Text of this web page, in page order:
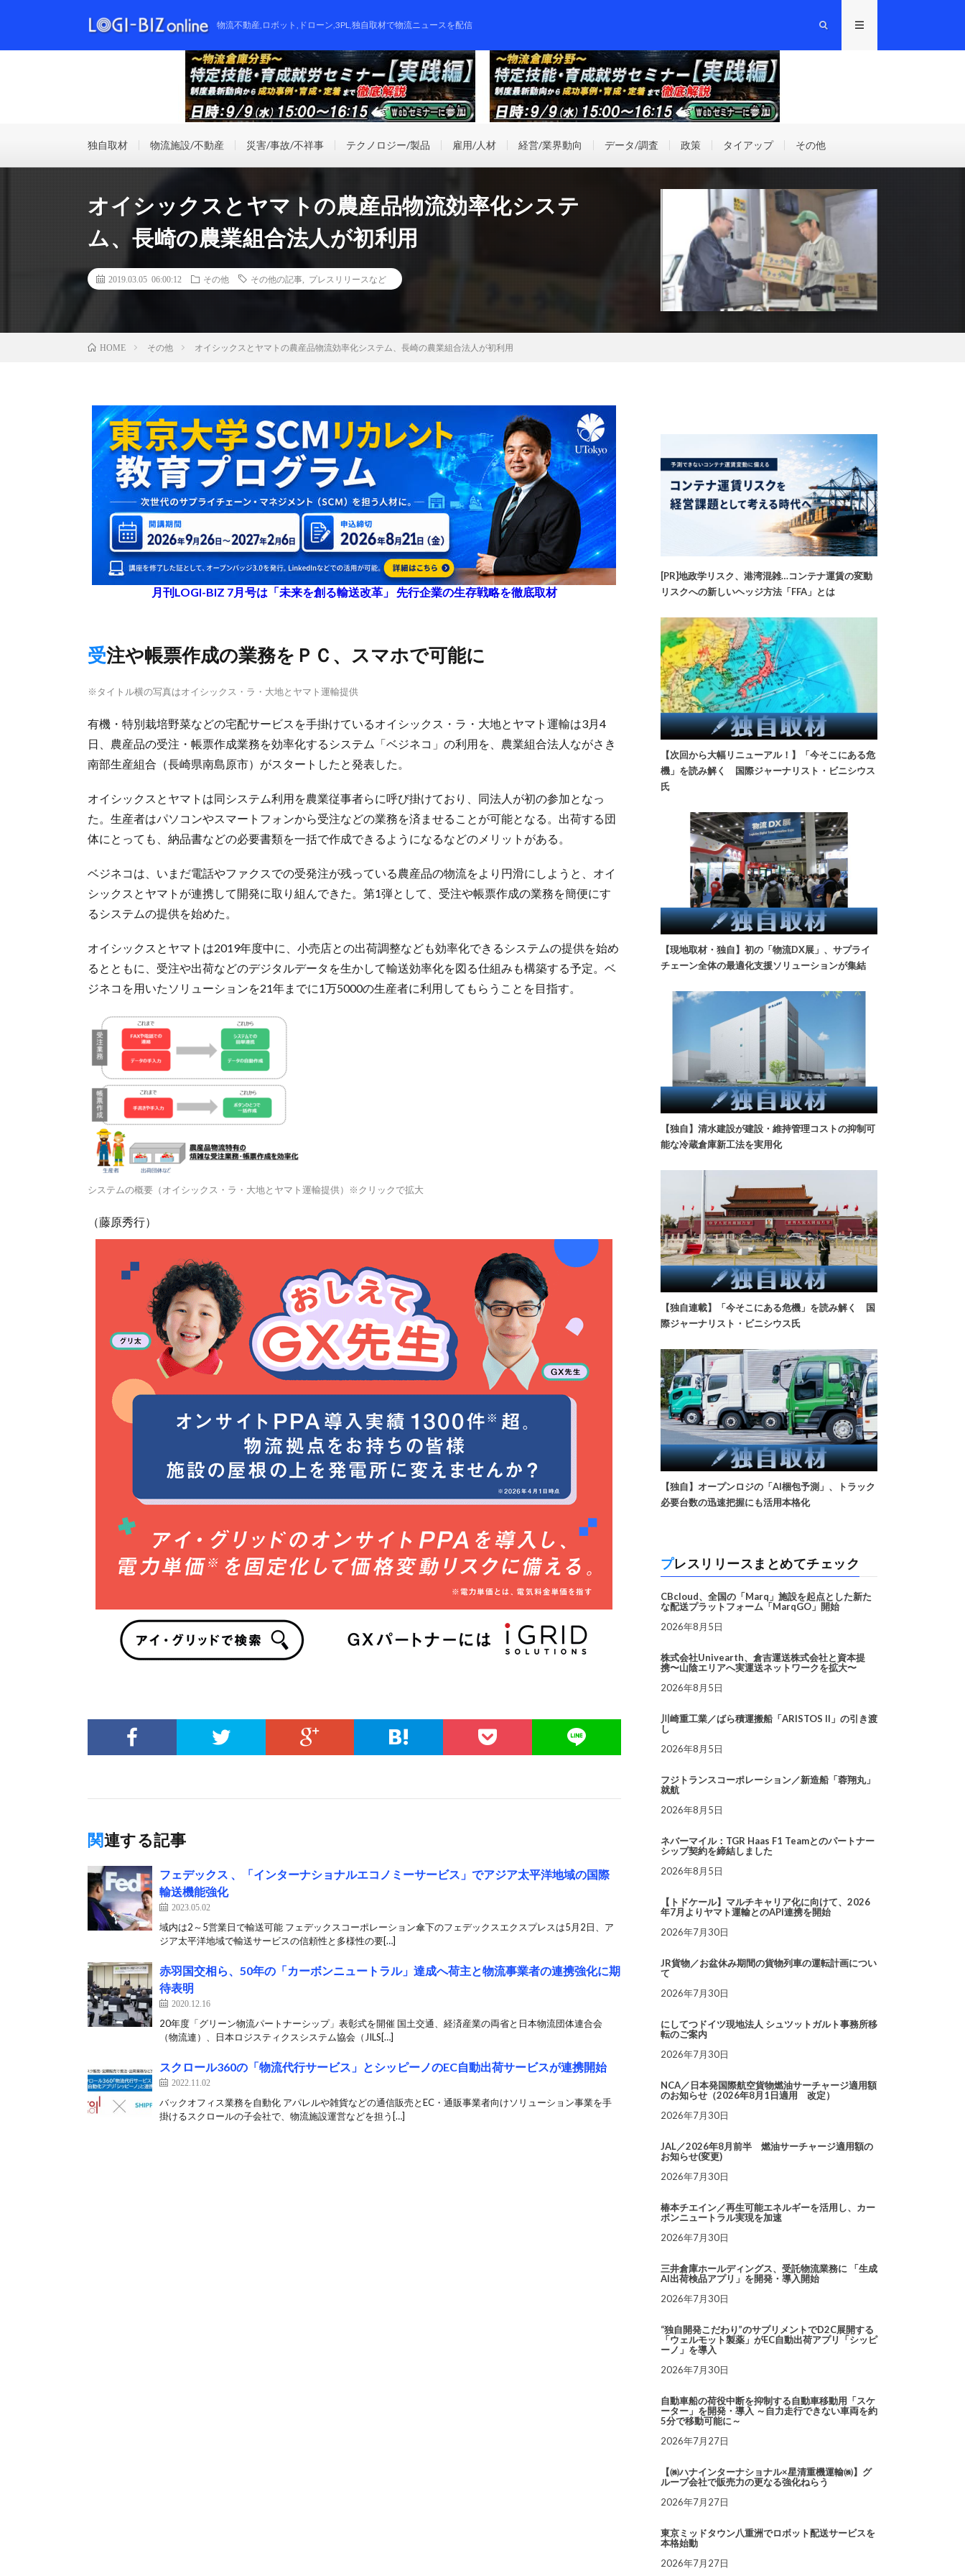
物流不動産,ロボット,ドローン,3PL,独自取材で物流ニュースを配信
独自取材 物流施設/不動産 災害/事故/不祥事 テクノロジー/製品 雇用/人材 経営/業界動向 データ/調査 政策 タイアップ その他
オイシックスとヤマトの農産品物流効率化システ
ム、長崎の農業組合法人が初利用
2019.03.05 06:00:12 その他 その他の記事 プレスリリースなど
HOME その他 オイシックスとヤマトの農産品物流効率化システム、長崎の農業組合法人が初利用
月刊LOGI-BIZ 7月号は「未来を創る輸送改革」 先行企業の生存戦略を徹底取材
受注や帳票作成の業務をＰＣ、スマホで可能に
※タイトル横の写真はオイシックス・ラ・大地とヤマト運輸提供
有機・特別栽培野菜などの宅配サービスを手掛けているオイシックス・ラ・大地とヤマト運輸は3月4
日、農産品の受注・帳票作成業務を効率化するシステム「ベジネコ」の利用を、農業組合法人ながさき
南部生産組合（長崎県南島原市）がスタートしたと発表した。
オイシックスとヤマトは同システム利用を農業従事者らに呼び掛けており、同法人が初の参加となっ
た。生産者はパソコンやスマートフォンから受注などの業務を済ませることが可能となる。出荷する団
体にとっても、納品書などの必要書類を一括で作成できるようになるなどのメリットがある。
ベジネコは、いまだ電話やファクスでの受発注が残っている農産品の物流をより円滑にしようと、オイ
シックスとヤマトが連携して開発に取り組んできた。第1弾として、受注や帳票作成の業務を簡便にす
るシステムの提供を始めた。
オイシックスとヤマトは2019年度中に、小売店との出荷調整なども効率化できるシステムの提供を始め
るとともに、受注や出荷などのデジタルデータを生かして輸送効率化を図る仕組みも構築する予定。ベ
ジネコを用いたソリューションを21年までに1万5000の生産者に利用してもらうことを目指す。
システムの概要（オイシックス・ラ・大地とヤマト運輸提供）※クリックで拡大
（藤原秀行）
関連する記事
フェデックス 、「インターナショナルエコノミーサービス」でアジア太平洋地域の国際
輸送機能強化
2023.05.02
域内は2～5営業日で輸送可能 フェデックスコーポレーション傘下のフェデックスエクスプレスは5月2日、ア
ジア太平洋地域で輸送サービスの信頼性と多様性の要[…]
赤羽国交相ら、50年の「カーボンニュートラル」達成へ荷主と物流事業者の連携強化に期
待表明
2020.12.16
20年度「グリーン物流パートナーシップ」表彰式を開催 国土交通、経済産業の両省と日本物流団体連合会
（物流連）、日本ロジスティクスシステム協会（JILS[…]
スクロール360の「物流代行サービス」とシッピーノのEC自動出荷サービスが連携開始
2022.11.02
バックオフィス業務を自動化 アパレルや雑貨などの通信販売とEC・通販事業者向けソリューション事業を手
掛けるスクロールの子会社で、物流施設運営などを担う[…]
[PR]地政学リスク、港湾混雑…コンテナ運賃の変動
リスクへの新しいヘッジ方法「FFA」とは
【次回から大幅リニューアル！】「今そこにある危
機」を読み解く 国際ジャーナリスト・ビニシウス
氏
【現地取材・独自】初の「物流DX展」、サプライ
チェーン全体の最適化支援ソリューションが集結
【独自】清水建設が建設・維持管理コストの抑制可
能な冷蔵倉庫新工法を実用化
【独自連載】「今そこにある危機」を読み解く 国
際ジャーナリスト・ビニシウス氏
【独自】オープンロジの「AI梱包予測」、トラック
必要台数の迅速把握にも活用本格化
プレスリリースまとめてチェック
CBcloud、全国の「Marq」施設を起点とした新た
な配送プラットフォーム「MarqGO」開始
2026年8月5日
株式会社Univearth、倉吉運送株式会社と資本提
携〜山陰エリアへ実運送ネットワークを拡大〜
2026年8月5日
川崎重工業／ばら積運搬船「ARISTOS II」の引き渡
し
2026年8月5日
フジトランスコーポレーション／新造船「蓉翔丸」
就航
2026年8月5日
ネバーマイル：TGR Haas F1 Teamとのパートナー
シップ契約を締結しました
2026年8月5日
【トドケール】マルチキャリア化に向けて、2026
年7月よりヤマト運輸とのAPI連携を開始
2026年7月30日
JR貨物／お盆休み期間の貨物列車の運転計画につい
て
2026年7月30日
にしてつドイツ現地法人 シュツットガルト事務所移
転のご案内
2026年7月30日
NCA／日本発国際航空貨物燃油サーチャージ適用額
のお知らせ（2026年8月1日適用 改定）
2026年7月30日
JAL／2026年8月前半 燃油サーチャージ適用額の
お知らせ(変更)
2026年7月30日
椿本チエイン／再生可能エネルギーを活用し、カー
ボンニュートラル実現を加速
2026年7月30日
三井倉庫ホールディングス、受託物流業務に 「生成
AI出荷検品アプリ」を開発・導入開始
2026年7月30日
“独自開発こだわり”のサプリメントでD2C展開する
「ウェルモット製薬」がEC自動出荷アプリ「シッピ
ーノ」を導入
2026年7月30日
自動車船の荷役中断を抑制する自動車移動用「スケ
ーター」を開発・導入 ～自力走行できない車両を約
5分で移動可能に～
2026年7月27日
【㈱ハナインターナショナル×星清重機運輸㈱】グ
ループ会社で販売力の更なる強化ねらう
2026年7月27日
東京ミッドタウン八重洲でロボット配送サービスを
本格始動
2026年7月27日